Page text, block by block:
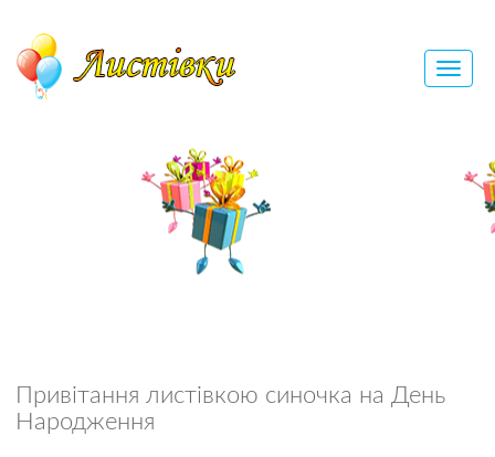
Привітання листівкою синочка на День
Народження